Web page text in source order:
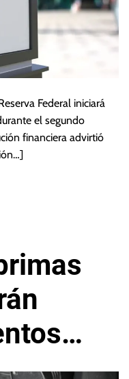
Federal iniciará
el segundo
financiera advirtió
2023,